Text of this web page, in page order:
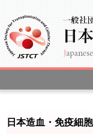
日本造血・免疫細